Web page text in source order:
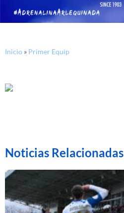
Inicio » Primer Equip
Noticias Relacionadas